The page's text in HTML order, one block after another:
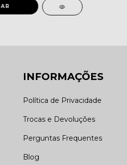
INFORMAÇÕES
Política de Privacidade
Trocas e Devoluções
Perguntas Frequentes
Blog